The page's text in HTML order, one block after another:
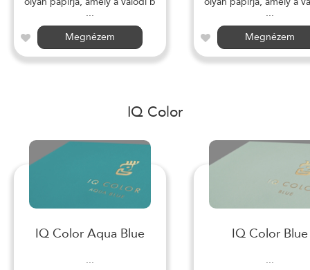
...
Megnézem
...
Megnézem
IQ Color
IQ Color Aqua Blue
...
IQ Color Blue
...